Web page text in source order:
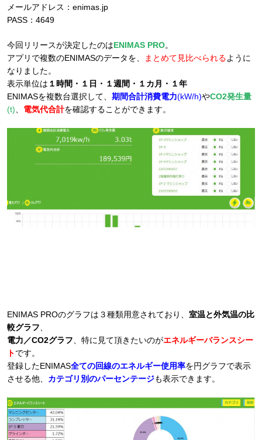
メールアドレス：enimas.jp
PASS：4649
今回リリースが決定したのはENIMAS PRO。
アプリで複数のENIMASのデータを、
まとめて見比べられるように
なりました。
表示単位は １時間・１日・１週間・１カ月・１年
ENIMASを複数台選択して、 期間合計消費電力(kW/h)やCO2発生量
(t)、 電気代合計を確認することができます。
ENIMAS PROのグラフは３種類用意されており、 室温と外気温の比
較グラフ、
電力／CO2グラフ、特に見て頂きたいのがエネルギーバランスシー
トです。
登録したENIMAS全ての回線のエネルギー使用率を円グラフで表示
させる他、 カテゴリ別のパーセンテージも表示できます。